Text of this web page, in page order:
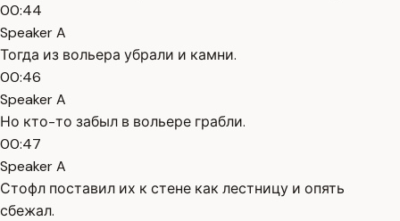
00:44
Speaker A
Тогда из вольера убрали и камни.
00:46
Speaker A
Но кто-то забыл в вольере грабли.
00:47
Speaker A
Стофл поставил их к стене как лестницу и опять
сбежал.